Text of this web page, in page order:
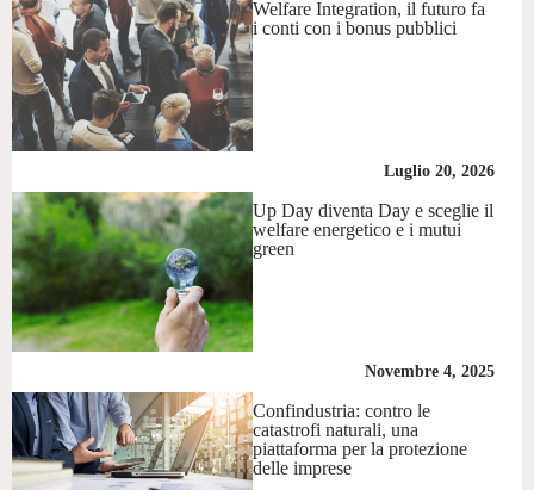
Welfare Integration, il futuro fa
i conti con i bonus pubblici
Luglio 20, 2026
Up Day diventa Day e sceglie il
welfare energetico e i mutui
green
Novembre 4, 2025
Confindustria: contro le
catastrofi naturali, una
piattaforma per la protezione
delle imprese